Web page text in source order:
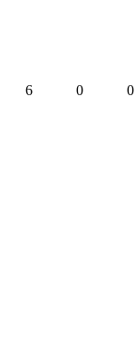
6 0 0